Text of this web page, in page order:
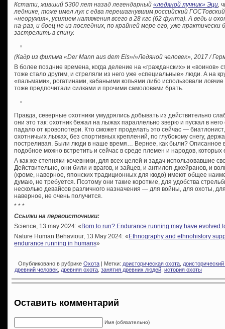
Кстати, живший 5300 лет назад легендарный «ледяной лучник» Эци ,
леднике, тоже имел лук с едва перешагнувшим российский
«неоружия», усилием натяжения всего в 28 кгс (62 фунта). А ведь и
на-раз, и боец не из последних, по крайней мере его, уже практически
застрелить в спину.
(Кадр из фильма «Der Mann aus dem Eis»/»Ледяной человек», 2017 /
В более поздние времена, когда деление на «гражданских» и
тоже стало другим, и стреляли из него уже «специальные» люди. А на
«пальмами», рогатинами, кабаньими копьями либо использовали
тоже предпочитали силками и прочими самоловами брать.
Правда, северные охотники умудрялись добывать из действительно
они это так: охотник бежал на лыжах параллельно зверю и пускал в
падало от кровопотери. Кто сможет проделать это сейчас —
охотничьих лыжах, без спортивных креплений, по глубокому снегу,
постреливая. Были люди в наше время… Вернее, как были? Описанное
подобное можно встретить и сейчас в среде племен и народов,
А как же степняки-кочевники, для всех целей и задач использовавшие
Действительно, они били и врагов, и зайцев, и антилоп-джейранов, и
(кроме, наверное, японских традиционных для кюдо) имеют общее
думаю, не требуется. Поэтому они такие короткие, для удобства
несколько девайсов различного назначения — для войны, для охоты,
наверное, не очень получится.
* * *
Ссылки на первоисточники:
Science, 13 may 2024: «Born to run? Endurance running may have evolved
Nature Human Behaviour, 13 May 2024: «Ethnography and ethnohistory
endurance running in humans»
Опубликовано в рубрике Охота | Метки: доисторическая охота
древний человек древняя охота занятия древних людей история охоты
Оставить комментарий
Имя (обязательно)